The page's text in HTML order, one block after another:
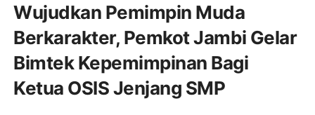
Wujudkan Pemimpin Muda
Berkarakter, Pemkot Jambi Gelar
Bimtek Kepemimpinan Bagi
Ketua OSIS Jenjang SMP